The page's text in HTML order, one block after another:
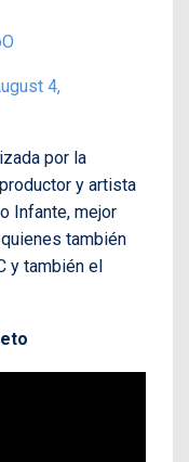
4,
por la
y artista
Infante, mejor
quienes también
y también el